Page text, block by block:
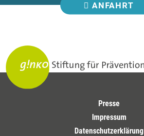
ANFAHRT
Presse
Impressum
Datenschutzerklärung